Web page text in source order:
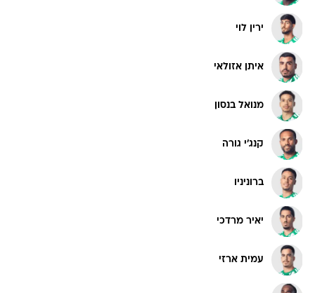
ירין לוי
איתן אזולאי
מנואל בנסון
קנג'י גורה
ברוניניו
יאיר מרדכי
עמית ארזי